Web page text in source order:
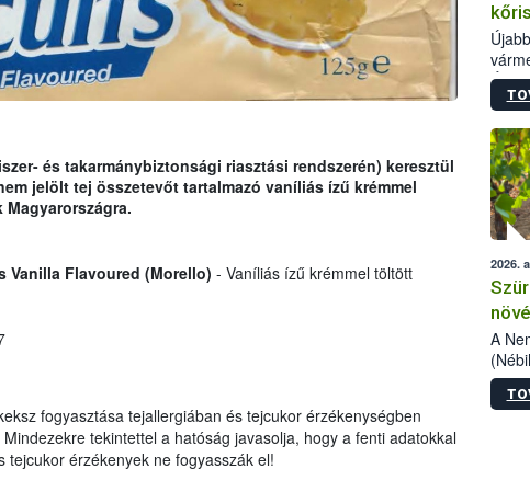
és takarmánybiztonsági riasztási rendszerén) keresztül
jelölt tej összetevőt tartalmazó vaníliás ízű krémmel
Vanilla Flavoured (Morello) - Vaníliás ízű krémmel töltött
fogyasztása tejallergiában és tejcukor érzékenységben
tekintettel a hatóság javasolja, hogy a fenti adatokkal
érzékenyek ne fogyasszák el!
2026.
A